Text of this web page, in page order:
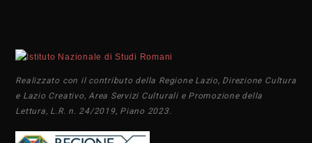
Realizzato con il contributo della Regione Lazio, Direzione Cultura
e Lazio Creativo, Area Servizi Culturali e Promozione della
Lettura, L.R. n. 24/2019, Piano 2023.